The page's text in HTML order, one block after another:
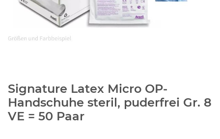
Signature Latex Micro OP-
Handschuhe steril, puderfrei Gr. 8
VE = 50 Paar